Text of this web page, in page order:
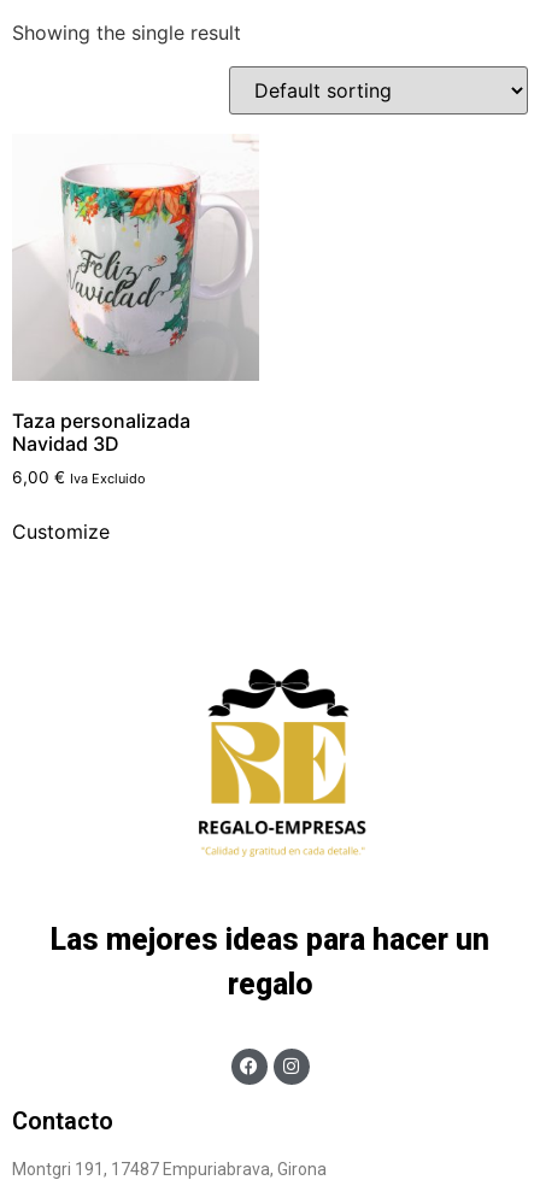
Showing the single result
Taza personalizada
Navidad 3D
6,00 € Iva Excluido
Customize
Las mejores ideas para hacer un
regalo
Contacto
Montgri 191, 17487 Empuriabrava, Girona